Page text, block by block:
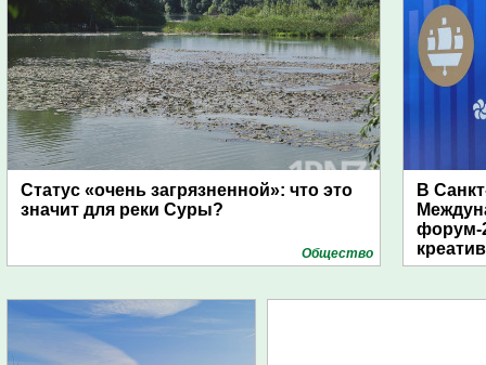
Статус «очень загрязненной»: что это
значит для реки Суры?
Общество
В
форум-